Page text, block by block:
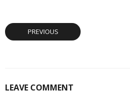
PREVIOUS
LEAVE COMMENT